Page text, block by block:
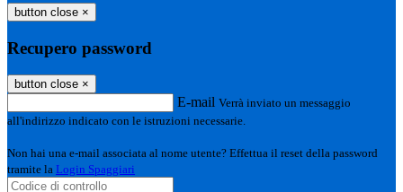
button close ×
Recupero password
button close ×
E-mail Verrà inviato un messaggio
all'indirizzo indicato con le istruzioni necessarie.
Non hai una e-mail associata al nome utente? Effettua il reset della password
tramite la Login Spaggiari